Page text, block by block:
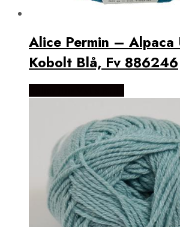
Alice Permin –
Kobolt Blå, Fv 886246